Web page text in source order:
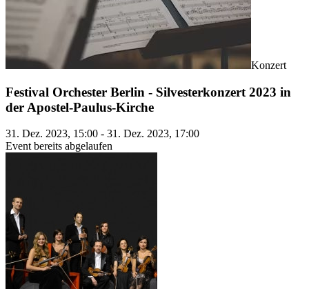
Konzert
Festival Orchester Berlin - Silvesterkonzert 2023 in
der Apostel-Paulus-Kirche
31. Dez. 2023, 15:00 - 31. Dez. 2023, 17:00
Event bereits abgelaufen